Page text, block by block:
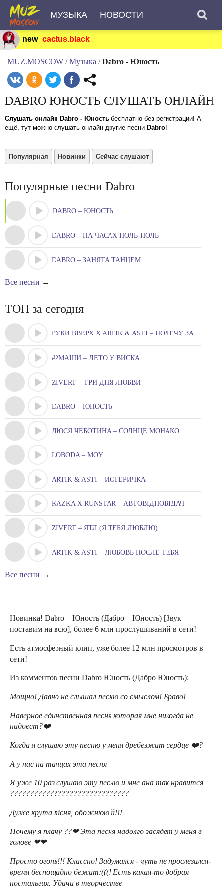
МУЗЫКА НОВОСТИ
new cactus.black
MUZ.MOSCOW / Музыка / Dabro - Юность
DABRO ЮНОСТЬ СЛУШАТЬ ОНЛАЙН
Слушать онлайн Dabro - Юность бесплатно без регистрации! А
ещё, тут можно слушать онлайн другие песни Dabro!
Популярная Новинки Сейчас слушают
Популярные песни Dabro
DABRO – ЮНОСТЬ
DABRO – НА ЧАСАХ НОЛЬ-НОЛЬ
DABRO – ЗАНЯТА ТАНЦЕМ
Все песни →
ТОП за сегодня
РУКИ ВВЕРХ X ARTIK & ASTI – ПОЛЕЧУ ЗА ТОБОЮ
#2МАШИ – ЛЕТО У ВИСКА
ZIVERT – ТРИ ДНЯ ЛЮБВИ
DABRO – ЮНОСТЬ
ЛЮСЯ ЧЕБОТИНА – СОЛНЦЕ МОНАКО
LOBODA – MOY
ARTIK & ASTI – ИСТЕРИЧКА
KAZKA X RUNSTAR – АВТОВІДПОВІДАЧ
ZIVERT – ЯТЛ (Я ТЕБЯ ЛЮБЛЮ)
ARTIK & ASTI – ЛЮБОВЬ ПОСЛЕ ТЕБЯ
Все песни →
Новинка! Dabro – Юность (Дабро – Юность) [Звук
поставим на всю], более 6 млн прослушиваний в сети!
Есть атмосферный клип, уже более 12 млн просмотров в
сети!
Из комментов песни Dabro Юность (Дабро Юность):
Мощно! Давно не слышал песню со смыслом! Браво!
Наверное единственная песня которая мне никогда не
надоест?❤️
Когда я слушаю эту песню у меня дребезжит сердце ❤️?
А у нас на танцах эта песня
Я уже 10 раз слушаю эту песню и мне ана так нравится
??????????????????????????????
Дуже крута пісня, обожнюю її!!!
Почему я плачу ??❤ Эта песня надолго засядет у меня в
голове ❤❤
Просто огонь!!! Классно! Задумался - чуть не прослезился-
время беспощадно бежит:(((! Есть какая-то добрая
ностальгия. Удачи в творчестве